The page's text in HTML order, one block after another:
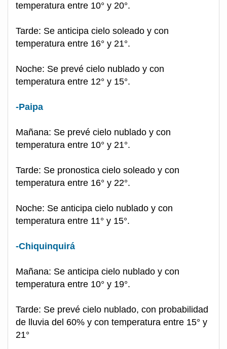
temperatura entre 10° y 20°.
Tarde: Se anticipa cielo soleado y con
temperatura entre 16° y 21°.
Noche: Se prevé cielo nublado y con
temperatura entre 12° y 15°.
-Paipa
Mañana: Se prevé cielo nublado y con
temperatura entre 10° y 21°.
Tarde: Se pronostica cielo soleado y con
temperatura entre 16° y 22°.
Noche: Se anticipa cielo nublado y con
temperatura entre 11° y 15°.
-Chiquinquirá
Mañana: Se anticipa cielo nublado y con
temperatura entre 10° y 19°.
Tarde: Se prevé cielo nublado, con probabilidad
de lluvia del 60% y con temperatura entre 15° y
21°